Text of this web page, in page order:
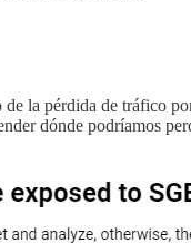
la pérdida de tráfico
dónde podríamos